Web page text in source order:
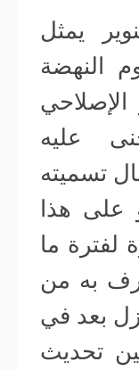
يمثل
النهضة
الإصلاحي
عليه
تسميته
على هذا
لفترة ما
به من
بعد في
بين تحديث